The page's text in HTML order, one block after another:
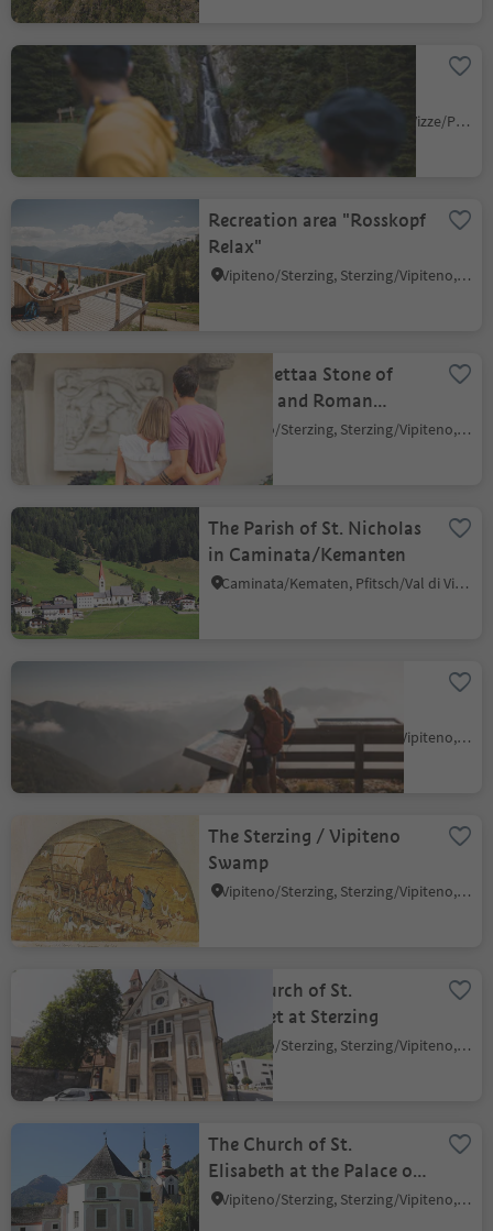
Moassl waterfall Pfitsch
Valley
S. Giacomo/St. Jakob - Val di Vizze/Pfitsch, Pfitsch/Val di Vizze, Sterzing/Vipiteno and environs
Recreation area "Rosskopf
Relax"
Vipiteno/Sterzing, Sterzing/Vipiteno, Sterzing/Vipiteno and environs
The Rosettaa Stone of
Mithras and Roman
Milestone in the Sterzing
City Hall
Vipiteno/Sterzing, Sterzing/Vipiteno, Sterzing/Vipiteno and environs
The Parish of St. Nicholas
in Caminata/Kemanten
Caminata/Kematen, Pfitsch/Val di Vizze, Sterzing/Vipiteno and environs
Panoramic platform at
Rosskopf
Vipiteno/Sterzing, Sterzing/Vipiteno, Sterzing/Vipiteno and environs
The Sterzing / Vipiteno
Swamp
Vipiteno/Sterzing, Sterzing/Vipiteno, Sterzing/Vipiteno and environs
The Church of St.
Margaret at Sterzing
Vipiteno/Sterzing, Sterzing/Vipiteno, Sterzing/Vipiteno and environs
The Church of St.
Elisabeth at the Palace of
the Teutonic Order
Vipiteno/Sterzing, Sterzing/Vipiteno, Sterzing/Vipiteno and environs